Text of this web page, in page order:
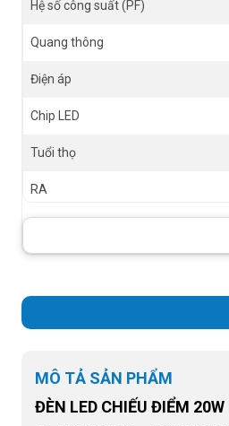
Hệ số công suất (PF)
Quang thông
Điện áp
Chip LED
Tuổi thọ
RA
MÔ TẢ SẢN PHẨM
ĐÈN LED CHIẾU ĐIỂM